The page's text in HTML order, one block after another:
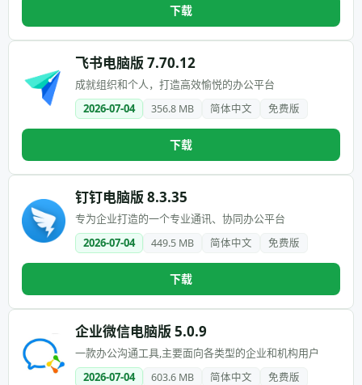
下载
飞书电脑版 7.70.12
成就组织和个人，打造高效愉悦的办公平台
2026-07-04
356.8 MB 简体中文 免费版
下载
钉钉电脑版 8.3.35
专为企业打造的一个专业通讯、协同办公平台
2026-07-04
449.5 MB 简体中文 免费版
下载
企业微信电脑版 5.0.9
一款办公沟通工具,主要面向各类型的企业和机构用户
2026-07-04
603.6 MB 简体中文 免费版